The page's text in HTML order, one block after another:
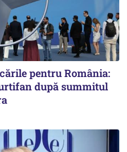
pentru România:
după summitul